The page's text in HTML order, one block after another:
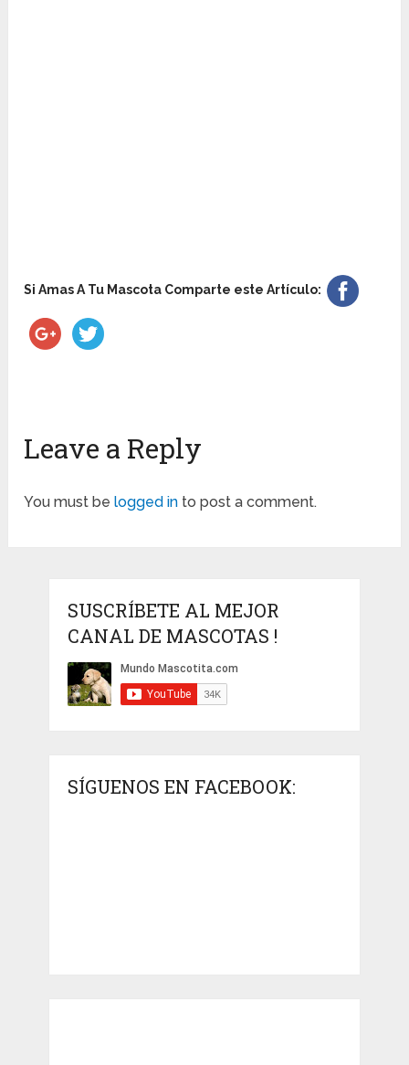
Si Amas A Tu Mascota Comparte este Artículo:
Leave a Reply
You must belogged in to post a comment.
SUSCRÍBETE AL MEJOR
CANAL DE MASCOTAS !
SÍGUENOS EN FACEBOOK: